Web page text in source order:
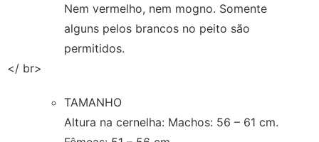
Nem vermelho, nem mogno. Somente
alguns pelos brancos no peito são
permitidos.
</ br>
TAMANHO
Altura na cernelha: Machos: 56 – 61 cm.